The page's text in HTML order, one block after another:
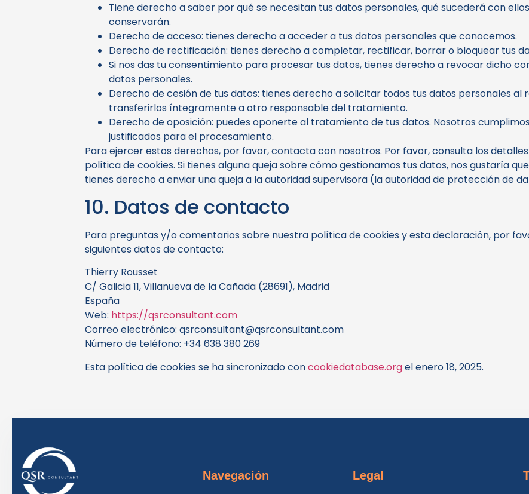
Tiene derecho a saber por qué se necesitan tus datos personales, qué sucederá con
conservarán.
Derecho de acceso: tienes derecho a acceder a tus datos personales que conocemos.
Derecho de rectificación: tienes derecho a completar, rectificar, borrar o bloquear tus
Si nos das tu consentimiento para procesar tus datos, tienes derecho a revocar dicho
datos personales.
Derecho de cesión de tus datos: tienes derecho a solicitar todos tus datos personales
transferirlos íntegramente a otro responsable del tratamiento.
Derecho de oposición: puedes oponerte al tratamiento de tus datos. Nosotros
justificados para el procesamiento.
Para ejercer estos derechos, por favor, contacta con nosotros. Por favor, consulta los
política de cookies. Si tienes alguna queja sobre cómo gestionamos tus datos, nos gustaría
tienes derecho a enviar una queja a la autoridad supervisora (la autoridad de protección de
10. Datos de contacto
Para preguntas y/o comentarios sobre nuestra política de cookies y esta declaración, por
siguientes datos de contacto:
Thierry Rousset
C/ Galicia 11, Villanueva de la Cañada (28691), Madrid
España
Web: https://qsrconsultant.com
Correo electrónico: qsrconsultant@qsrconsultant.com
Número de teléfono: +34 638 380 269
Esta política de cookies se ha sincronizado concookiedatabase.orgel enero 18, 2025.
Navegación Legal